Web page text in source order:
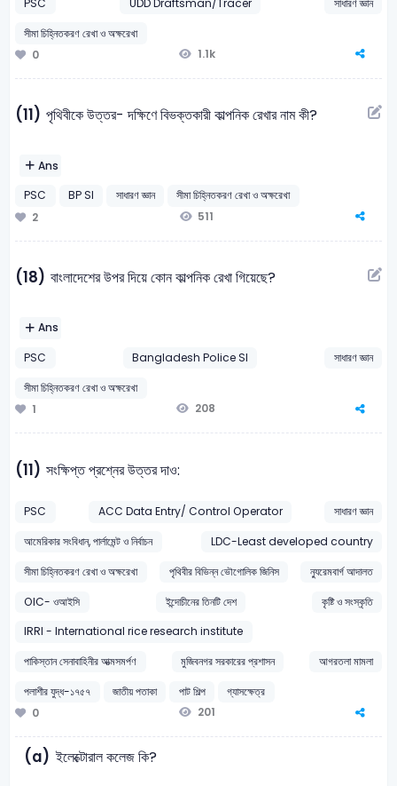
সীমা চিহ্নিতকরণ রেখা ও অক্ষরেখা
0
1.1k
(11) পৃথিবীকে উত্তর- দক্ষিণে বিভক্তকারী কাল্পনিক রেখার নাম কী?
Ans
PSC
BP SI সাধারণ জ্ঞান
সীমা চিহ্নিতকরণ রেখা ও অক্ষরেখা
2
511
(18) বাংলাদেশের উপর দিয়ে কোন কাল্পনিক রেখা গিয়েছে?
Ans
PSC
Bangladesh Police SI
সাধারণ জ্ঞান
সীমা চিহ্নিতকরণ রেখা ও অক্ষরেখা
1
208
(11) সংক্ষিপ্ত প্রশ্নের উত্তর দাও:
PSC ACC Data Entry/ Control Operator
সাধারণ জ্ঞান
আমেরিকার সংবিধান, পার্লামেন্ট ও নির্বাচন
LDC-Least developed country
সীমা চিহ্নিতকরণ রেখা ও অক্ষরেখা
পৃথিবীর বিভিন্ন ভৌগোলিক জিনিস
ন্যুরেমবার্গ আদালত
OIC- ওআইসি
ইন্দোচীনের তিনটি দেশ
কৃষ্টি ও সংস্কৃতি
IRRI - International rice research institute
পাকিস্তান সেনাবাহিনীর আত্মসমর্পণ
মুজিবনগর সরকারের প্রশাসন
আগরতলা মামলা
পলাশীর যুদ্ধ-১৭৫৭
জাতীয় পতাকা পাট শিল্প
গ্যাসক্ষেত্র
0
201
(a) ইলেক্টোরাল কলেজ কি?